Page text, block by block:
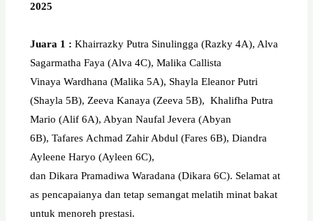
2025
Juara 1 :Khairrazky Putra Sinulingga (Razky 4A), Alva
Sagarmatha Faya (Alva 4C), Malika Callista
VinayaWardhana (Malika 5A), Shayla Eleanor Putri
(Shayla 5B), Zeeva Kanaya (Zeeva 5B),Khalifha Putra
Mario (Alif 6A), Abyan Naufal Jevera (Abyan
6B),Tafares Achmad Zahir Abdul (Fares 6B), Diandra
Ayleene Haryo (Ayleen 6C),
danDikara Pramadiwa Waradana (Dikara 6C). Selamatat
as pencapaianya dantetap semangat melatih minat bakat
untuk menoreh prestasi.